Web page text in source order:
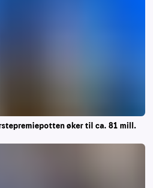
øker til ca. 81 mill.